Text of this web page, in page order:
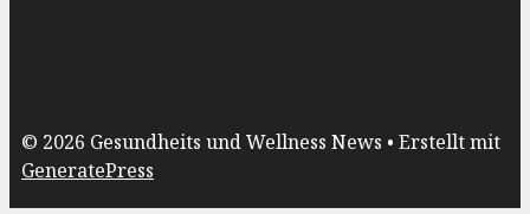
© 2026 Gesundheits und Wellness News • Erstellt mit
GeneratePress